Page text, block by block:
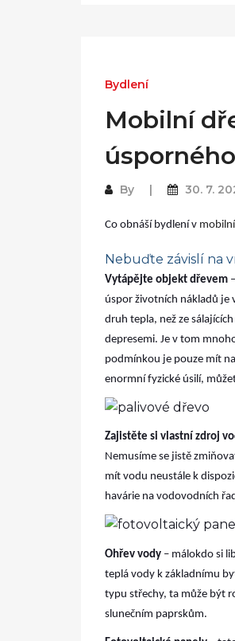
Bydlení
Mobilní
By 30. 7.
Co obnáší bydlení v
Nebuďte závislí na
Vytápějte objekt dřevem
úspor životních nákladů je
druh tepla, než ze
depresemi. Je v tom
podmínkou je pouze mít
enormní fyzické úsilí,
Zajistěte si vlastní zdroj
Nemusíme se jistě
mít vodu neustále k
havárie na vodovodních
Ohřev vody – málokdo si
teplá vody k základnímu
typu střechy, ta může být
slunečním paprskům.